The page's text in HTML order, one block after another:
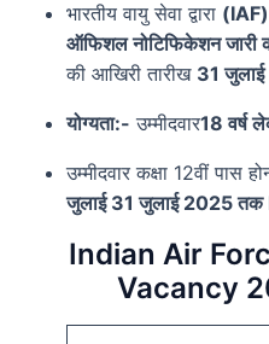
भारतीय वायु सेवा द्वारा (IAF)
ऑफिशल नोटिफिकेशन जारी
की आखिरी तारीख 31
योग्यता:- उम्मीदवार18 वर्ष
उम्मीदवार कक्षा 12वीं पास
जुलाई 31 जुलाई 2025
Indian Air
Vacancy